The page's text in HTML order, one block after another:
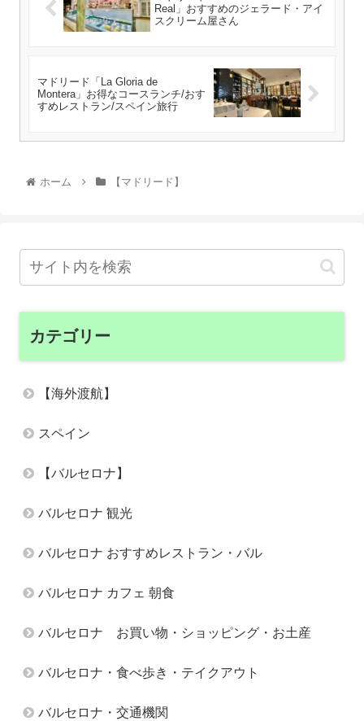
Real」おすすめのジェラード・アイ
スクリーム屋さん
マドリード「La Gloria de
Montera」お得なコースランチ/おす
すめレストラン/スペイン旅行
ホーム 【マドリード】
カテゴリー
【海外渡航】
スペイン
【バルセロナ】
バルセロナ 観光
バルセロナ おすすめレストラン・バル
バルセロナ カフェ 朝食
バルセロナ お買い物・ショッピング・お土産
バルセロナ・食べ歩き・テイクアウト
バルセロナ・交通機関